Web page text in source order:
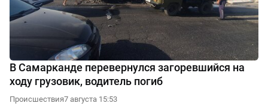
В Самарканде перевернулся загоревшийся на
ходу грузовик, водитель погиб
Происшествия7 августа 15:53